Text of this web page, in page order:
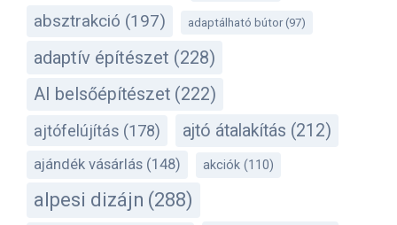
absztrakció (197) adaptálható bútor(97)
adaptív építészet (228)
AI belsőépítészet (222)
ajtófelújítás (178) ajtó átalakítás (212)
ajándék vásárlás (148) akciók (110)
alpesi dizájn (288)